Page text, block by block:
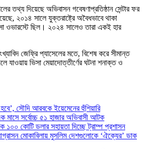
তথ্য দিয়েছে অভিবাসন গবেষণাপ্রতিষ্ঠান সেন্টার ফর
২০১৪ সালে যুক্তরাষ্ট্রে অবৈধভাবে থাকা
ওভারস্টে ছিল। ২০২৪ সালেও তারা একই হার
জেফ্রি প্যাসেলের মতে, বিশেষ করে সীমান্ত
যাওয়ায় ভিসা মেয়াদোত্তীর্ণের ঘটনা শনাক্ত ও
সৌদি আরবকে ইয়েমেনের হুঁশিয়ারি
মাসে সর্বোচ্চ ৫১ হাজার অভিবাসী আটক
১০০ কোটি ডলার সহায়তা দিচ্ছে ট্রাম্প প্রশাসন
মোকাবিলায় মুসলিম দেশগুলোকে ‘ঐক্যের’ ডাক